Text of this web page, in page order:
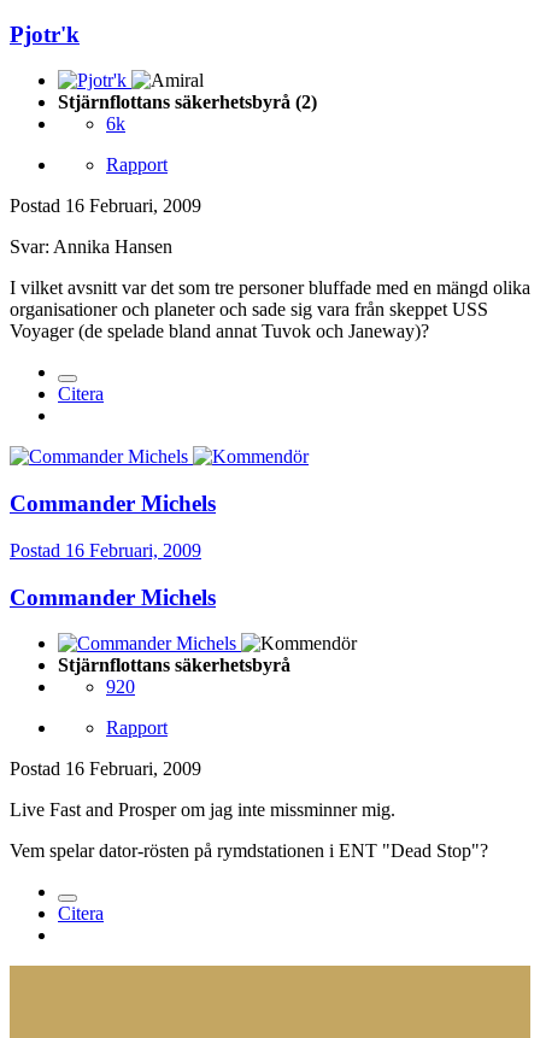
Pjotr'k
Stjärnflottans säkerhetsbyrå (2)
6k
Rapport
Postad 16 Februari, 2009
Svar: Annika Hansen
I vilket avsnitt var det som tre personer bluffade med en mängd olika
organisationer och planeter och sade sig vara från skeppet USS
Voyager (de spelade bland annat Tuvok och Janeway)?
Citera
Commander Michels
Postad 16 Februari, 2009
Commander Michels
Stjärnflottans säkerhetsbyrå
920
Rapport
Postad 16 Februari, 2009
Live Fast and Prosper om jag inte missminner mig.
Vem spelar dator-rösten på rymdstationen i ENT "Dead Stop"?
Citera